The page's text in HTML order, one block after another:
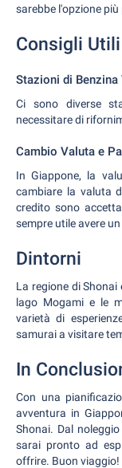
sarebbe l'opzione
Consigli Utili
Stazioni di
Ci sono diverse
necessitare di
Cambio Valuta e
In Giappone, la
cambiare la valuta
credito sono
sempre utile avere
Dintorni
La regione di
lago Mogami e le
varietà di
samurai a visitare
In
Con una
avventura in
Shonai. Dal
sarai pronto ad
offrire. Buon viaggio!